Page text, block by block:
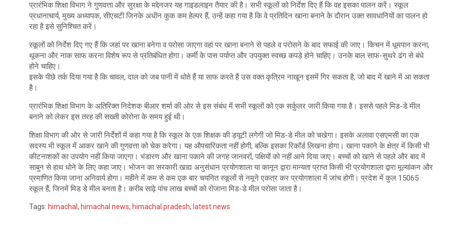
प्रारंभिक शिक्षा विभाग ने गुणवत्ता और सुरक्षा के मद्देनजर यह गाइडलाइन तैयार की है। सभी स्कूलों को निर्देश दिए हैं कि वह इसका पालन करें। स्कूल
प्रधानाचार्य, मुख्य अध्यापक, सीएचटी जिनके अधीन कुक कम हेल्पर हैं, उन्हें कहा गया है कि वे प्रतिदिन खाना बनाने के दौरान उक्त सावधानियों का पालन हो
रहा है इसे सुनिश्चित करें।
स्कूलों को निर्देश दिए गए हैं कि जहां पर खाना बनेगा व परोसा जाएगा वहां पर खाना बनाने से पहले व परोसने के बाद सफाई की जाए। किचन में धूमपान करना,
थूकना और नाक साफ करना विशेष रूप से प्रतिबंधित होगा। कर्मी के पास पर्याप्त और उपयुक्त स्वच्छ कपड़े होने चाहिए। उनके बाल साफ-सुथरे ढंग से बंधे
होने चाहिए।
इसके पीछे तर्क दिया गया है कि चावल, दाल को जब पानी में धोते हैं या साफ करते हैं उस वक्त कृत्रिम नाखून इसमें गिर सकता है, जो बाद में खाने में आ सकता
है।
प्रारंभिक शिक्षा विभाग के अतिरिक्त निदेशक बीआर शर्मा की ओर से इस संबंध में सभी स्कूलों को एक सर्कुलर जारी किया गया है। इससे पहले मिड-डे मील
बनाने को लेकर इस तरह की सख्ती कोरोना के समय हुई थी।
शिक्षा विभाग की ओर से जारी निर्देशों में कहा गया है कि स्कूल के एक शिक्षक की ड्यूटी लगेगी जो मिड-डे मील को चखेगा। इसके अलावा एसएमसी का एक
सदस्य भी स्कूल में आकर खाने की गुणवत्ता को चेक करेगा। यह औपचारिकता नहीं होगी, बल्कि इसका रिकॉर्ड लिखना होगा। खाना पकाने के क्षेत्र में किसी भी
कीटनाशकों का उपयोग नहीं किया जाएगा। भंडारण और खाना पकाने की जगह जानवरों, पक्षियों को नहीं आने दिया जाए। बच्चों को खाने से पहले और बाद में
साबुन से हाथ धोने के लिए कहा जाए। भोजन का सरकारी खाद्य अनुसंधान प्रयोगशाला या कानून द्वारा मान्यता प्राप्त किसी भी प्रयोगशाला द्वारा मूल्यांकन और
प्रमाणित किया जाना अनिवार्य होगा। महीने में कम से कम एक बार चयनित स्कूलों से नमूने एकत्र कर प्रयोगशाला में जांच होगी। प्रदेश में कुल 15065
स्कूल हैं, जिनमें मिड डे मील बनता है। करीब साढ़े पांच लाख बच्चों को रोजाना मिड-डे मील परोसा जाता है।
Tags: himachal, himachal news, himachal pradesh, latest news